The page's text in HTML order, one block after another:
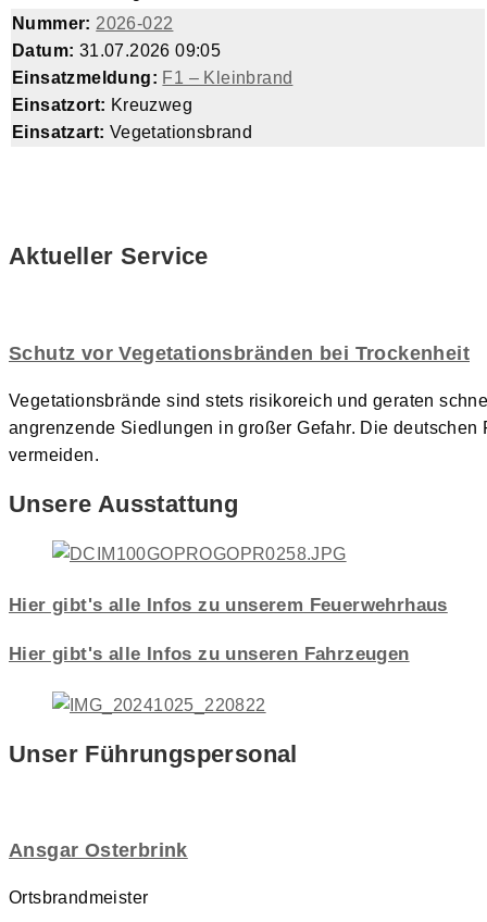
Nummer: 2026-022
Datum: 31.07.2026 09:05
Einsatzmeldung: F1 – Kleinbrand
Einsatzort: Kreuzweg
Einsatzart: Vegetationsbrand
Aktueller Service
Schutz vor Vegetationsbränden bei Trockenheit
Vegetationsbrände sind stets risikoreich und geraten
angrenzende Siedlungen in großer Gefahr. Die
vermeiden.
Unsere Ausstattung
Hier gibt's alle Infos zu unserem Feuerwehrhaus
Hier gibt's alle Infos zu unseren Fahrzeugen
Unser Führungspersonal
Ansgar Osterbrink
Ortsbrandmeister